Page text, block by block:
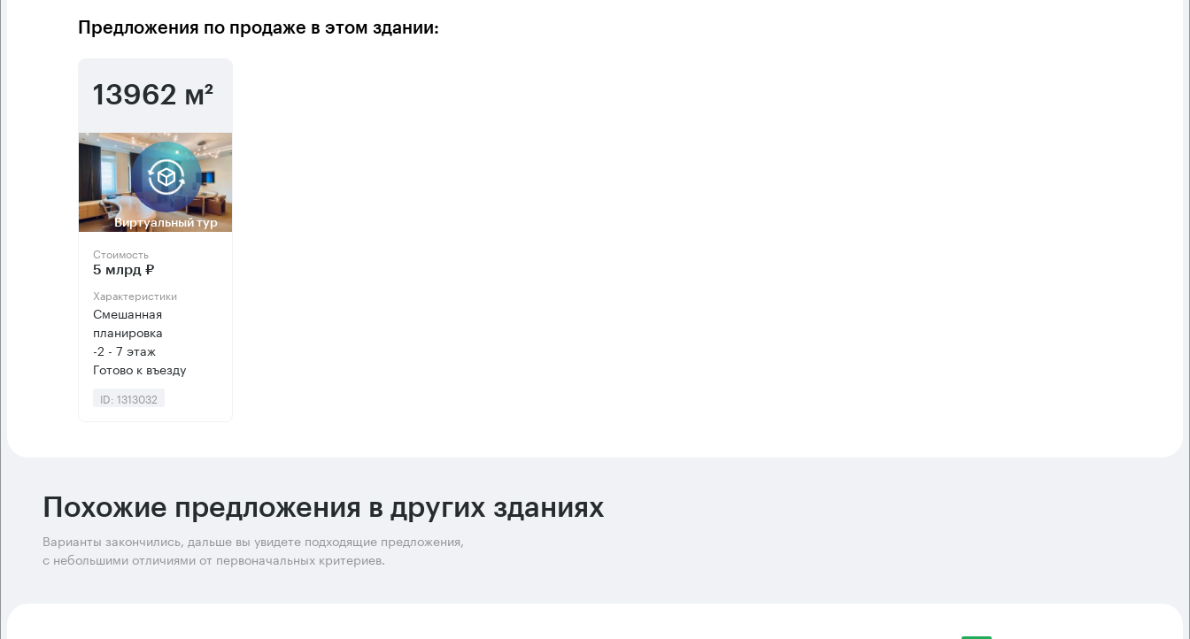
Предложения по продаже в этом здании:
13962 м²
Виртуальный тур
Стоимость
5 млрд ₽
Характеристики
Смешанная
планировка
-2 - 7 этаж
Готово к въезду
ID: 1313032
Похожие предложения в других зданиях
Варианты закончились, дальше вы увидете подходящие предложения,
с небольшими отличиями от первоначальных критериев.